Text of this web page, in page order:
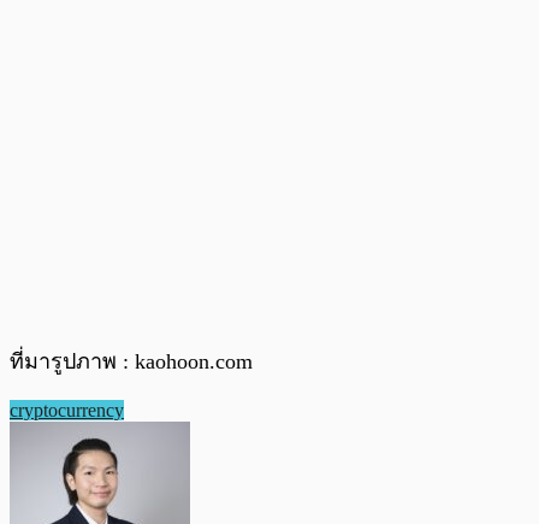
ที่มารูปภาพ : kaohoon.com
cryptocurrency